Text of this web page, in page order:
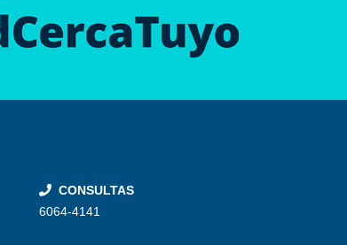
CONSULTAS
6064-4141